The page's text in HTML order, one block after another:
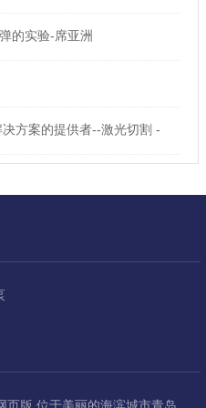
的实验-席亚洲
方案的提供者--激光切割 -